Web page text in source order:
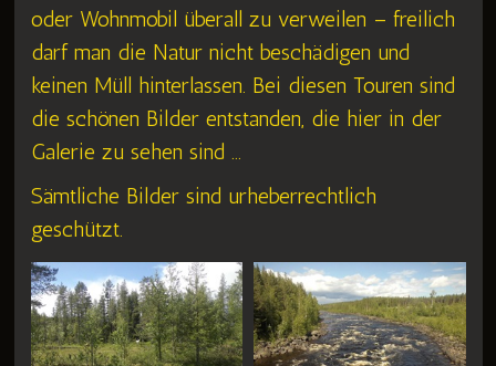
oder Wohnmobil überall zu verweilen – freilich
darf man die Natur nicht beschädigen und
keinen Müll hinterlassen. Bei diesen Touren sind
die schönen Bilder entstanden, die hier in der
Galerie zu sehen sind …
Sämtliche Bilder sind urheberrechtlich
geschützt.